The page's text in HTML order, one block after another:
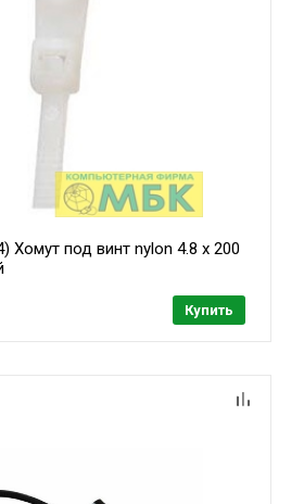
Хомут под винт nylon 4.8 х 200
Купить